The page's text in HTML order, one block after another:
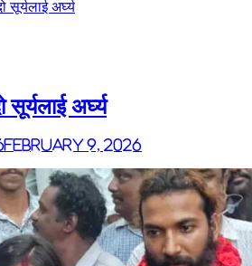
अर्घ्य
February 9, 2026